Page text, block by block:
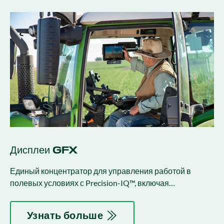
Дисплеи GFX
Единый концентратор для управления работой в
полевых условиях с Precision-IQ™, включая
Узнать больше